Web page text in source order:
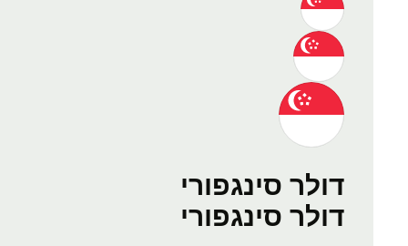
דולר סינגפורי
דולר סינגפורי